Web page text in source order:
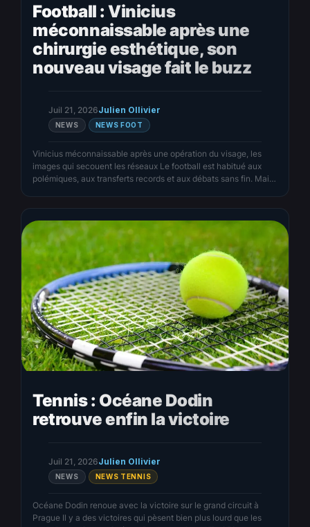
Football : Vinicius
méconnaissable après une
chirurgie esthétique, son
nouveau visage fait le buzz
Juil 21, 2026Julien Ollivier
NEWS NEWS FOOT
Vinicius méconnaissable après une opération du visage, les
images qui secouent les réseaux Le football est habitué aux
polémiques, aux transferts records et aux débats sans fin. Mais
Tennis : Océane Dodin
retrouve enfin la victoire
Juil 21, 2026Julien Ollivier
NEWS NEWS TENNIS
Océane Dodin renoue avec la victoire sur le grand circuit à
Prague Il y a des victoires qui pèsent bien plus lourd que les